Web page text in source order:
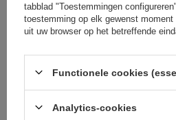
BELANGRIJKE
Technische
tabblad "Toestemmingen
toestemming op elk gewenst
uit uw browser op het betreffende
Functionele cookies
Analytics-cookies